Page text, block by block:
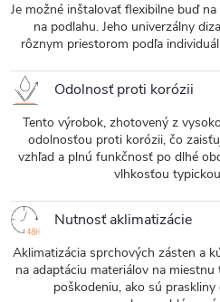
Je možné inštalovať flexibilne buď
na podlahu. Jeho univerzálny
rôznym priestorom podľa
Odolnosť proti korózii
Tento výrobok, zhotovený z
odolnosťou proti korózii, čo
vzhľad a plnú funkčnosť po dlhé
vlhkosťou
Nutnosť aklimatizácie
Aklimatizácia sprchových zásten a
na adaptáciu materiálov na
poškodeniu, ako sú